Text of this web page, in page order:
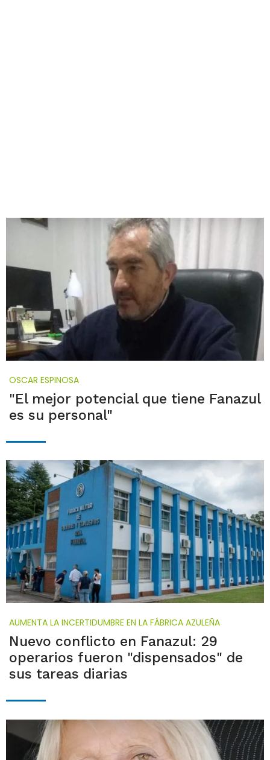
OSCAR ESPINOSA
"El mejor potencial que tiene Fanazul
es su personal"
AUMENTA LA INCERTIDUMBRE EN LA FÁBRICA AZULEÑA
Nuevo conflicto en Fanazul: 29
operarios fueron "dispensados" de
sus tareas diarias